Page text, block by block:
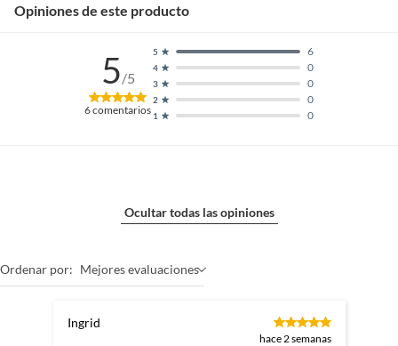
Opiniones de este producto
5/5
6comentarios 1 0
2 0
3 0
4 0
5 6
Ocultar todas las opiniones
Ordenar por: Mejores evaluaciones
Ingrid
hace 2 semanas